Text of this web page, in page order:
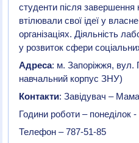
студенти після завершення
втілювали свої ідеї у
організаціях. Діяльність
у розвиток сфери
Адреса: м. Запоріжжя, вул.
навчальний корпус ЗНУ)
Контакти: Завідувач –
Години роботи – понеділок
Телефон – 787-51-85